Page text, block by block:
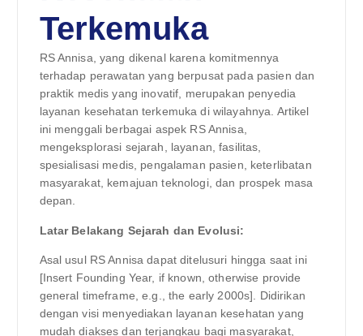
Terkemuka
RS Annisa, yang dikenal karena komitmennya
terhadap perawatan yang berpusat pada pasien dan
praktik medis yang inovatif, merupakan penyedia
layanan kesehatan terkemuka di wilayahnya. Artikel
ini menggali berbagai aspek RS Annisa,
mengeksplorasi sejarah, layanan, fasilitas,
spesialisasi medis, pengalaman pasien, keterlibatan
masyarakat, kemajuan teknologi, dan prospek masa
depan.
Latar Belakang Sejarah dan Evolusi:
Asal usul RS Annisa dapat ditelusuri hingga saat ini
[Insert Founding Year, if known, otherwise provide
general timeframe, e.g., the early 2000s]. Didirikan
dengan visi menyediakan layanan kesehatan yang
mudah diakses dan terjangkau bagi masyarakat,